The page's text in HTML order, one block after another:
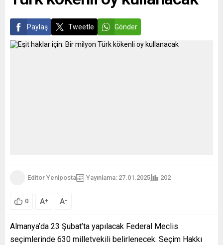
Paylaş Tweetle Gönder
Editor Yeniposta Yayınlama: 27.01.2025 202
0 A+ A-
Almanya’da 23 Şubat’ta yapılacak Federal Meclis
seçimlerinde 630 milletvekili belirlenecek. Seçim Hakkı